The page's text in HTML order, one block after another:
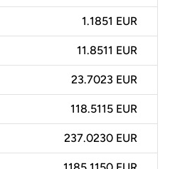
1.1851 EUR
11.8511 EUR
23.7023 EUR
118.5115 EUR
237.0230 EUR